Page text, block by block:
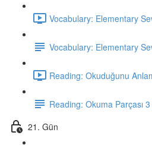
Vocabulary: Elementary
Vocabulary: Elementary
Reading: Okuduğunu
Reading: Okuma Parçası 3
21. Gün